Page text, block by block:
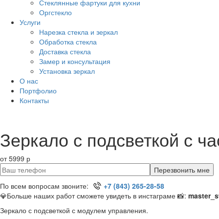
Стеклянные фартуки для кухни
Оргстекло
Услуги
Нарезка стекла и зеркал
Обработка стекла
Доставка стекла
Замер и консультация
Установка зеркал
О нас
Портфолио
Контакты
Зеркало с подсветкой с
от 5999 р
Перезвонить мне
По всем вопросам звоните:
+7 (843) 265-28-58
💎Больше наших работ сможете увидеть в инстаграме 📸:
Зеркало с подсветкой с модулем управления.